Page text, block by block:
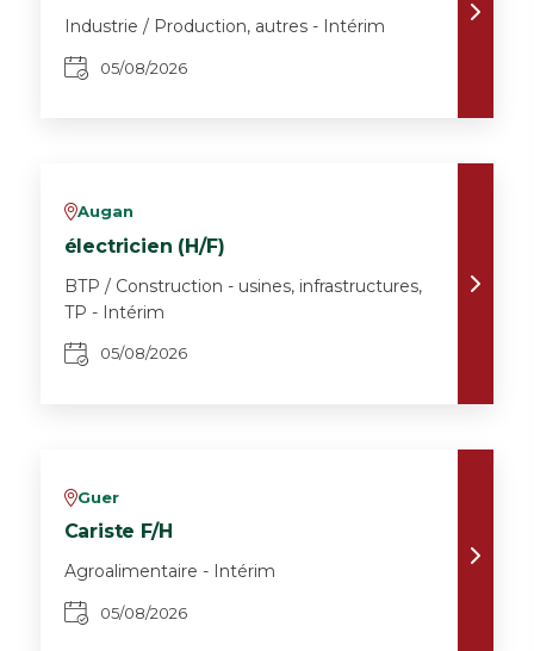
Industrie / Production, autres - Intérim
05/08/2026
vAugan
électricien (H/F)
BTP / Construction - usines, infrastructures,
TP - Intérim
05/08/2026
vGuer
Cariste F/H
Agroalimentaire - Intérim
05/08/2026